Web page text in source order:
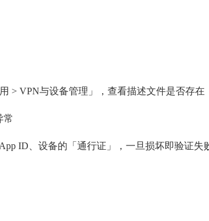
> VPN与设备管理」，查看描述文件是否存在
常
ID、设备的「通行证」，一旦损坏即验证失